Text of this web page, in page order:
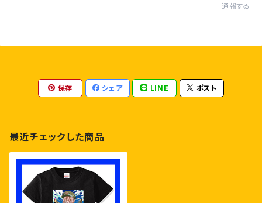
通報する
保存 シェア LINE ポスト
最近チェックした商品